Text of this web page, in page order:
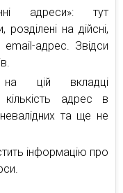
адреси»: тут
на дійсні,
email-адрес. Звідси
на цій вкладці
адрес в
невалідних та ще не
інформацію про